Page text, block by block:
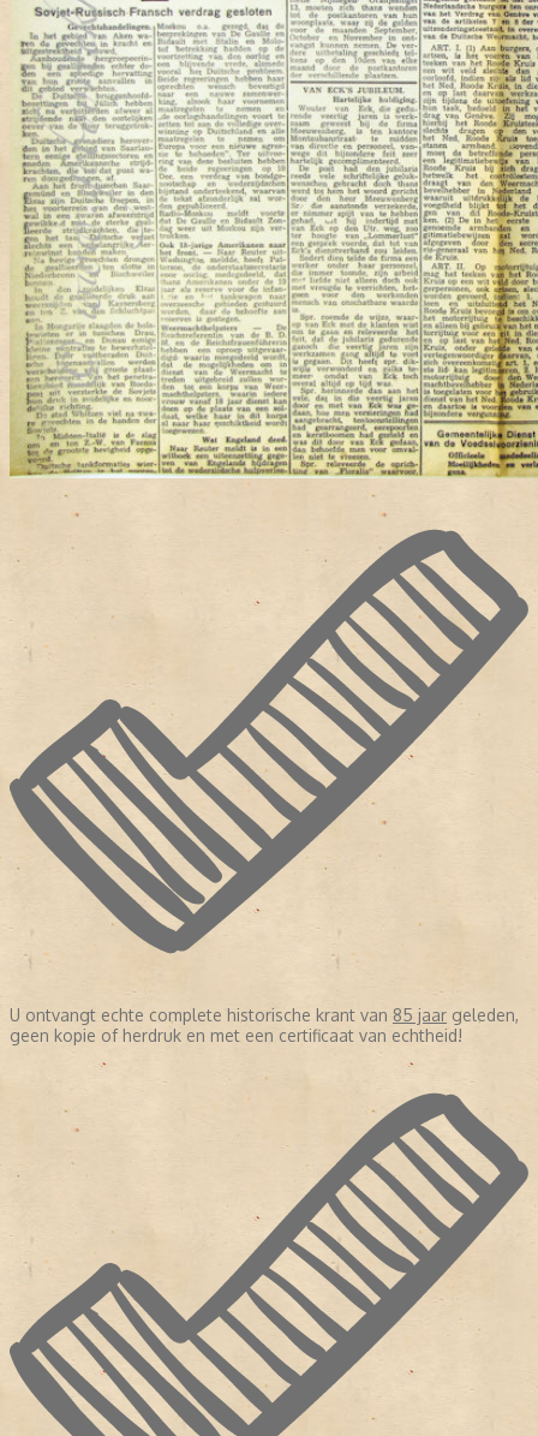
U ontvangt echte complete historische krant van 85 jaar geleden,
geen kopie of herdruk en met een certificaat van echtheid!